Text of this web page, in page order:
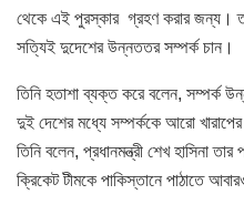
থেকে এই পুরস্কার গ্রহণ করার জন্য।
সত্যিই দুদেশের উন্নততর সম্পর্ক চান।
তিনি হতাশা ব্যক্ত করে বলেন, সম্পর্ক
দুই দেশের মধ্যে সম্পর্ককে আরো
তিনি বলেন, প্রধানমন্ত্রী শেখ হাসিনা
ক্রিকেট টীমকে পাকিস্তানে পাঠাতে